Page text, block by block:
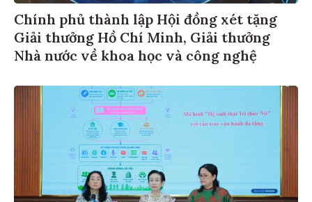
Chính phủ thành lập Hội đồng xét tặng
Giải thưởng Hồ Chí Minh, Giải thưởng
Nhà nước về khoa học và công nghệ